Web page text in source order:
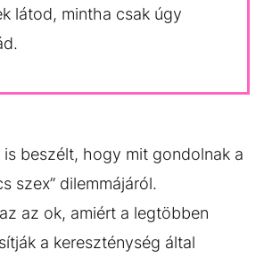
látod, mintha csak úgy
beszélt, hogy mit gondolnak a
szex” dilemmájáról.
az ok, amiért a legtöbben
a kereszténység által